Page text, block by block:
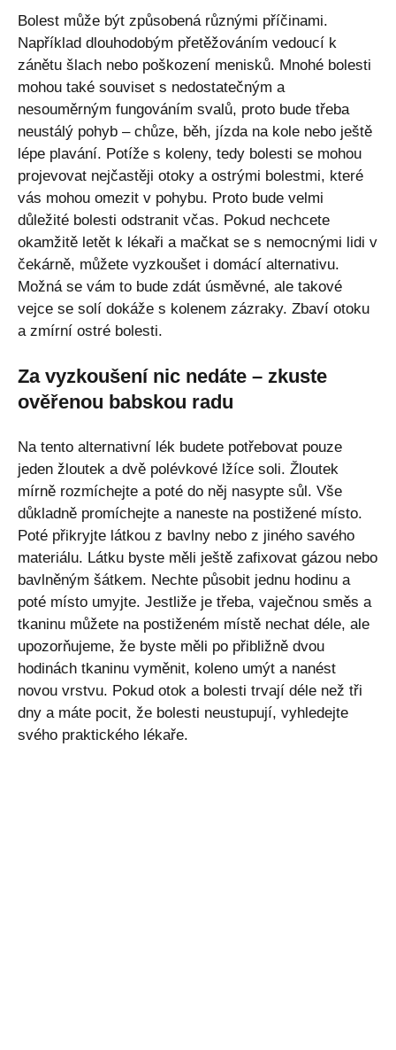
Bolest může být způsobená různými příčinami.
Například dlouhodobým přetěžováním vedoucí k
zánětu šlach nebo poškození menisků. Mnohé bolesti
mohou také souviset s nedostatečným a
nesouměrným fungováním svalů, proto bude třeba
neustálý pohyb – chůze, běh, jízda na kole nebo ještě
lépe plavání. Potíže s koleny, tedy bolesti se mohou
projevovat nejčastěji otoky a ostrými bolestmi, které
vás mohou omezit v pohybu. Proto bude velmi
důležité bolesti odstranit včas. Pokud nechcete
okamžitě letět k lékaři a mačkat se s nemocnými lidi v
čekárně, můžete vyzkoušet i domácí alternativu.
Možná se vám to bude zdát úsměvné, ale takové
vejce se solí dokáže s kolenem zázraky. Zbaví otoku
a zmírní ostré bolesti.
Za vyzkoušení nic nedáte – zkuste
ověřenou babskou radu
Na tento alternativní lék budete potřebovat pouze
jeden žloutek a dvě polévkové lžíce soli. Žloutek
mírně rozmíchejte a poté do něj nasypte sůl. Vše
důkladně promíchejte a naneste na postižené místo.
Poté přikryjte látkou z bavlny nebo z jiného savého
materiálu. Látku byste měli ještě zafixovat gázou nebo
bavlněným šátkem. Nechte působit jednu hodinu a
poté místo umyjte. Jestliže je třeba, vaječnou směs a
tkaninu můžete na postiženém místě nechat déle, ale
upozorňujeme, že byste měli po přibližně dvou
hodinách tkaninu vyměnit, koleno umýt a nanést
novou vrstvu. Pokud otok a bolesti trvají déle než tři
dny a máte pocit, že bolesti neustupují, vyhledejte
svého praktického lékaře.